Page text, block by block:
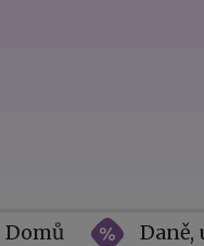
Domů Daně,